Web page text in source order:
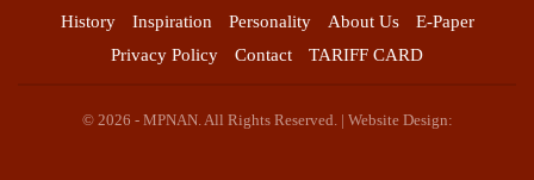
History
Inspiration Personality About Us
E-Paper
Privacy Policy
Contact TARIFF CARD
© 2026 - MPNAN. All Rights Reserved. | Website Design: